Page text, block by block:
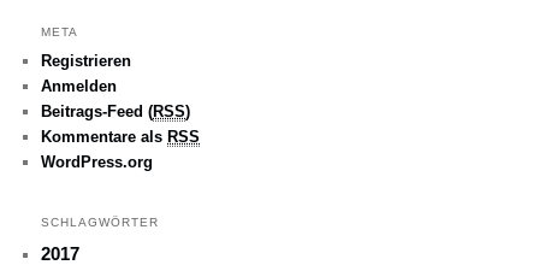
META
Registrieren
Anmelden
Beitrags-Feed (RSS)
Kommentare als RSS
WordPress.org
SCHLAGWÖRTER
2017